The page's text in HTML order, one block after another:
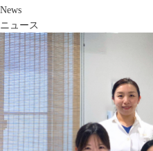
News
ニュース